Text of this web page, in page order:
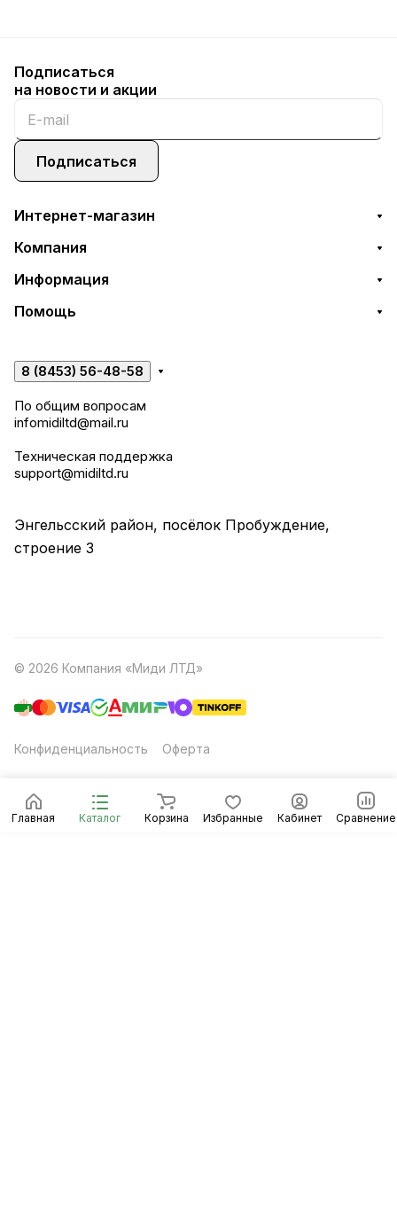
Главная Каталог Корзина Избранные Кабинет Сравнение
Подписаться
на новости и акции
Подписаться
Интернет-магазин
Компания
Информация
Помощь
8 (8453) 56-48-58
По общим вопросам
infomidiltd@mail.ru
Техническая поддержка
support@midiltd.ru
Энгельсский район, посёлок Пробуждение,
строение 3
© 2026 Компания «Миди ЛТД»
Конфиденциальность Оферта